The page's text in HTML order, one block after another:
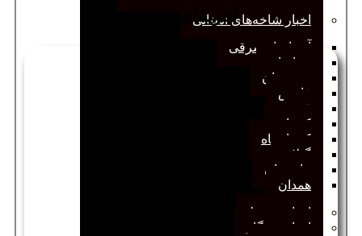
اخبار شاخه‌های استانی
آذربایجان‌شرقی
خراسان
خوزستان
فارس
قم
کرمان
کرمانشاه
گیلان
مازندران
همدان
اخبار مرتبط
اخبار وب‌گاه
آفریقای جنوبی